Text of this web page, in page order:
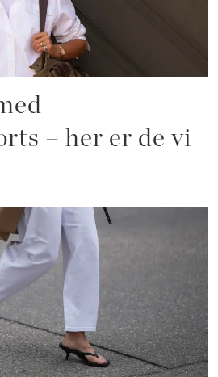
– her er de vi